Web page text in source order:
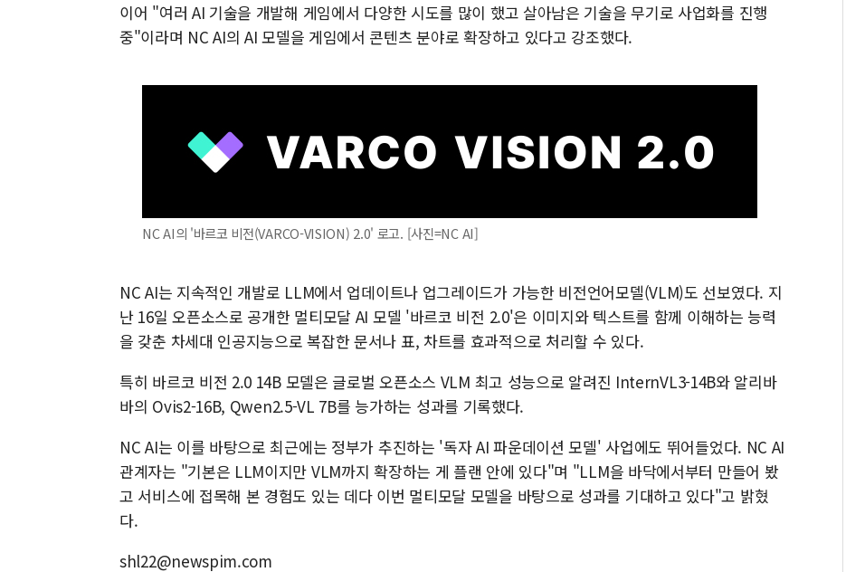
이어 "여러 AI 기술을 개발해 게임에서 다양한 시도를 많이 했고 살아남은 기술을 무기로 사업화를 진행
중"이라며 NC AI의 AI 모델을 게임에서 콘텐츠 분야로 확장하고 있다고 강조했다.
NC AI의 '바르코 비전(VARCO-VISION) 2.0' 로고. [사진=NC AI]
NC AI는 지속적인 개발로 LLM에서 업데이트나 업그레이드가 가능한 비전언어모델(VLM)도 선보였다. 지
난 16일 오픈소스로 공개한 멀티모달 AI 모델 '바르코 비전 2.0'은 이미지와 텍스트를 함께 이해하는 능력
을 갖춘 차세대 인공지능으로 복잡한 문서나 표, 차트를 효과적으로 처리할 수 있다.
특히 바르코 비전 2.0 14B 모델은 글로벌 오픈소스 VLM 최고 성능으로 알려진 InternVL3-14B와 알리바
바의 Ovis2-16B, Qwen2.5-VL 7B를 능가하는 성과를 기록했다.
NC AI는 이를 바탕으로 최근에는 정부가 추진하는 '독자 AI 파운데이션 모델' 사업에도 뛰어들었다. NC AI
관계자는 "기본은 LLM이지만 VLM까지 확장하는 게 플랜 안에 있다"며 "LLM을 바닥에서부터 만들어 봤
고 서비스에 접목해 본 경험도 있는 데다 이번 멀티모달 모델을 바탕으로 성과를 기대하고 있다"고 밝혔
다.
shl22@newspim.com